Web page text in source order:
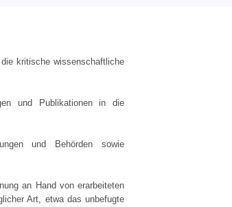
kritische wissenschaftliche
und Publikationen in die
und Behörden sowie
an Hand von erarbeiteten
Art, etwa das unbefugte